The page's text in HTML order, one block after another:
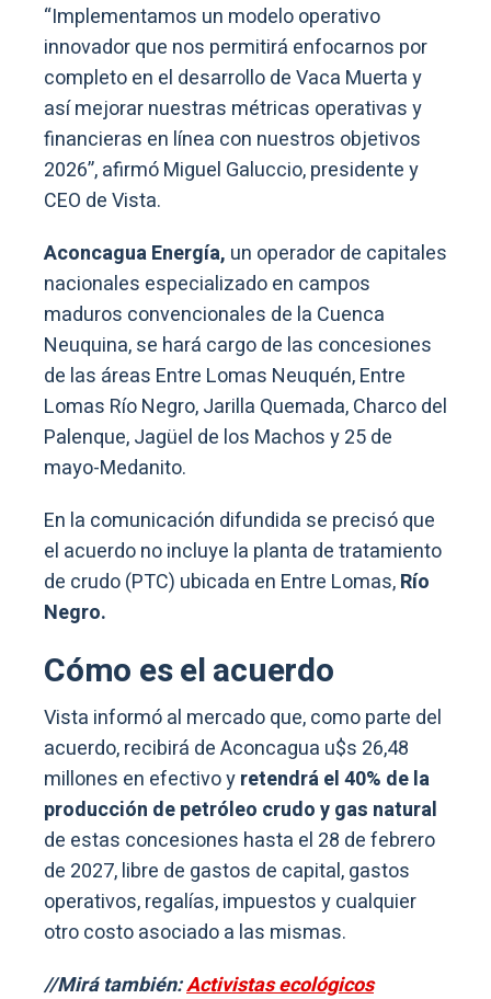
“Implementamos un modelo operativo
innovador que nos permitirá enfocarnos por
completo en el desarrollo de Vaca Muerta y
así mejorar nuestras métricas operativas y
financieras en línea con nuestros objetivos
2026”, afirmó Miguel Galuccio, presidente y
CEO de Vista.
Aconcagua Energía, un operador de capitales
nacionales especializado en campos
maduros convencionales de la Cuenca
Neuquina, se hará cargo de las concesiones
de las áreas Entre Lomas Neuquén, Entre
Lomas Río Negro, Jarilla Quemada, Charco del
Palenque, Jagüel de los Machos y 25 de
mayo-Medanito.
En la comunicación difundida se precisó que
el acuerdo no incluye la planta de tratamiento
de crudo (PTC) ubicada en Entre Lomas,Río
Negro.
Cómo es el acuerdo
Vista informó al mercado que, como parte del
acuerdo, recibirá de Aconcagua u$s 26,48
millones en efectivo yretendrá el 40% de la
producción de petróleo crudo y gas natural
de estas concesiones hasta el 28 de febrero
de 2027, libre de gastos de capital, gastos
operativos, regalías, impuestos y cualquier
otro costo asociado a las mismas.
//Mirá también:Activistas ecológicos